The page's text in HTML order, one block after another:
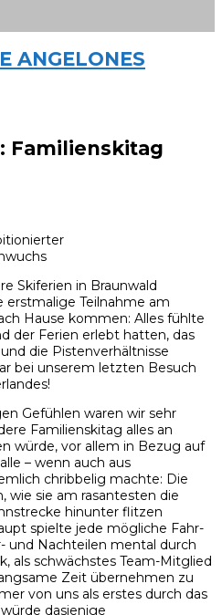
Familienskitag
Skiferien in Braunwald
erstmalige Teilnahme am
Hause kommen: Alles fühlte
der Ferien erlebt hatten, das
die Pistenverhältnisse
bei unserem letzten Besuch
Gefühlen waren wir sehr
Familienskitag alles an
würde, vor allem in Bezug auf
– wenn auch aus
chribbelig machte: Die
wie sie am rasantesten die
hinunter flitzen
spielte jede mögliche Fahr-
und Nachteilen mental durch
als schwächstes Team-Mitglied
Zeit übernehmen zu
von uns als erstes durch das
dasjenige